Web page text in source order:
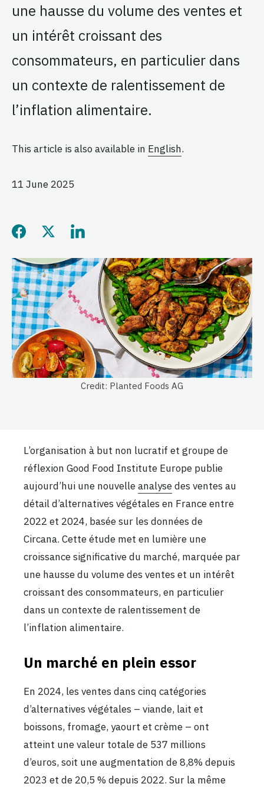
une hausse du volume des ventes et
un intérêt croissant des
consommateurs, en particulier dans
un contexte de ralentissement de
l’inflation alimentaire.
This article is also available in English.
11 June 2025
Share this page on
Share this page on
Share this page on
Credit: Planted Foods AG
L’organisation à but non lucratif et groupe de
réflexion Good Food Institute Europe publie
aujourd’hui une nouvelleanalysedes ventes au
détail d’alternatives végétales en France entre
2022 et 2024, basée sur les données de
Circana. Cette étude met en lumière une
croissance significative du marché, marquée par
une hausse du volume des ventes et un intérêt
croissant des consommateurs, en particulier
dans un contexte de ralentissement de
l’inflation alimentaire.
Un marché en plein essor
En 2024, les ventes dans cinq catégories
d’alternatives végétales – viande, lait et
boissons, fromage, yaourt et crème – ont
atteint une valeur totale de 537 millions
d’euros, soit une augmentation de 8,8% depuis
2023 et de 20,5 % depuis 2022. Sur la même